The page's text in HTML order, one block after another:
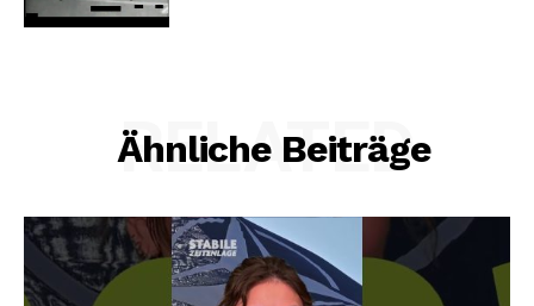
Ähnliche Beiträge
RELATED